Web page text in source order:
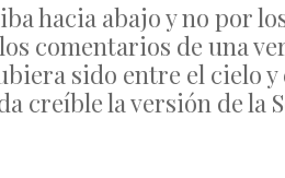
hacia abajo y no por
comentarios de una
sido entre el cielo
creíble la versión de la